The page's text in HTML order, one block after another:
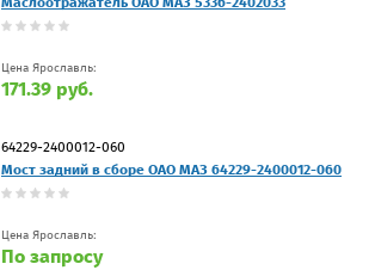
Цена Ярославль:
171.39 руб.
64229-2400012-060
Мост задний в сборе ОАО МАЗ 64229-2400012-060
Цена Ярославль:
По запросу